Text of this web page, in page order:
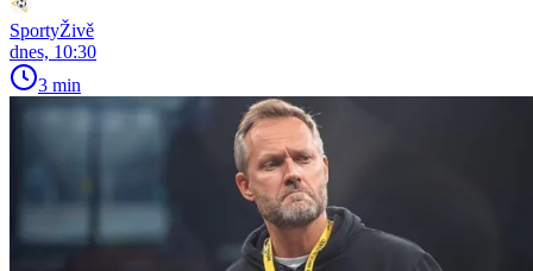
SportyŽivě
dnes, 10:30
3 min